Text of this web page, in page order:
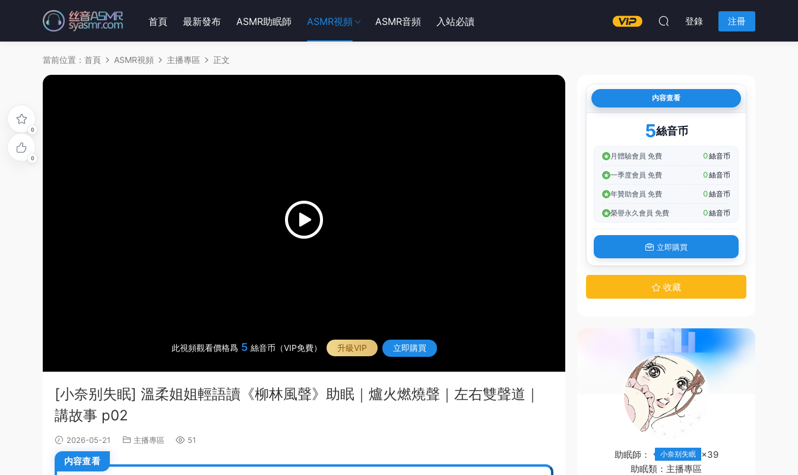
首頁 最新發布 ASMR助眠師 ASMR視頻 ASMR音頻 入站必讀 登錄 注冊
當前位置： 首頁 ASMR視頻 主播專區 正文
此視頻觀看價格爲 5 絲音币（VIP免費） 升級VIP 立即購買
[小奈别失眠] 溫柔姐姐輕語讀《柳林風聲》助眠｜爐火燃燒聲｜左右雙聲道｜
講故事 p02
2026-05-21 主播專區 51
内容查看
0
0
内容查看
5絲音币
月體驗會員 免費 0絲音币
一季度會員 免費 0絲音币
年贊助會員 免費 0絲音币
榮譽永久會員 免費 0絲音币
立即購買
收藏
助眠師： 小奈别失眠
×39
助眠類： 主播專區